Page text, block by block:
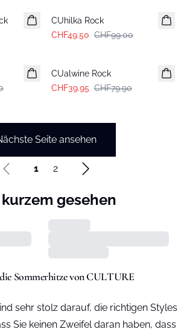
CUhilka Rock
CHF49.50 CHF99.00
CUalwine Rock
CHF39.95 CHF79.90
Seite ansehen
1 2
kurzem gesehen
Sommerhitze von CULTURE
sehr stolz darauf, die richtigen Styles
Sie keinen Zweifel daran haben, dass